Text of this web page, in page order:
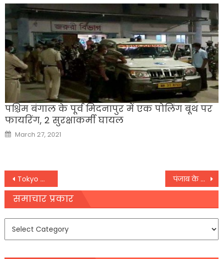
पश्चिम बंगाल के पूर्व मिदनापुर में एक पोलिंग बूथ पर
फायरिंग, 2 सुरक्षाकर्मी घायल
Posted
on
March 27, 2021
Post
navigation
Tokyo Olympics 2020: राष्ट्रपति कोविंद और प्रधानमंत्री नरेंद्र मोदी ने खिलाड़ियों को दी शुभकामनाएं, पंजाब के विधायक बुलारिया बोले- कैप्टन शरीर तो सिद्धू उनकी आत्मा हैं,
समाचार प्रकार
समाचार